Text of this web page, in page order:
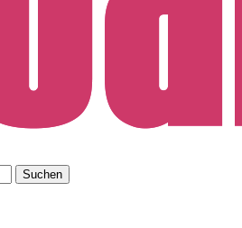
Suchen